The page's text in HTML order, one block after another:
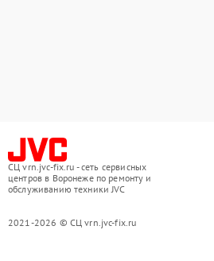
СЦ vrn.jvc-fix.ru - сеть сервисных
центров в Воронеже по ремонту и
обслуживанию техники JVC
2021-2026 © СЦ vrn.jvc-fix.ru